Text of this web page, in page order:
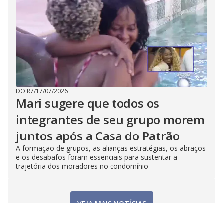
DO R7/17/07/2026
Mari sugere que todos os
integrantes de seu grupo morem
juntos após a Casa do Patrão
A formação de grupos, as alianças estratégias, os abraços
e os desabafos foram essenciais para sustentar a
trajetória dos moradores no condomínio